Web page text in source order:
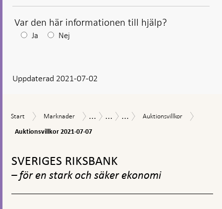
Var den här informationen till hjälp?
Efter
visas
Ja Nej
Uppdaterad 2021-07-02
Start
Start Marknader
Marknader
Åtgärder
...
Åtgärder
...
Köp
... Auktionsvillkor
Auktionsvillkor
Auktionsvillkor 2021-07-07
toppnavigation
SVERIGES RIKSBANK
– för en stark och säker ekonomi